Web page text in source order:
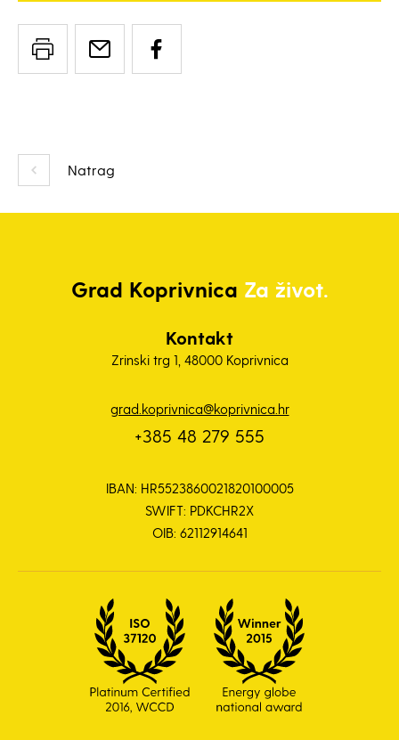
Natrag
Grad Koprivnica Za život.
Kontakt
Zrinski trg 1, 48000 Koprivnica
grad.koprivnica@koprivnica.hr
+385 48 279 555
IBAN: HR5523860021820100005
SWIFT: PDKCHR2X
OIB: 62112914641